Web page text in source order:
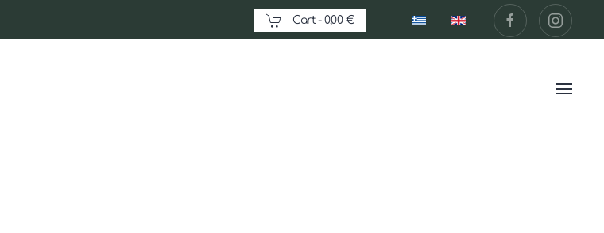
Cart -0,00 €